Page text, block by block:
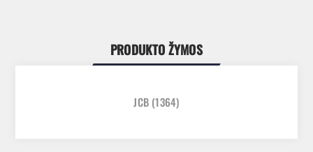
PRODUKTO ŽYMOS
JCB (1364)